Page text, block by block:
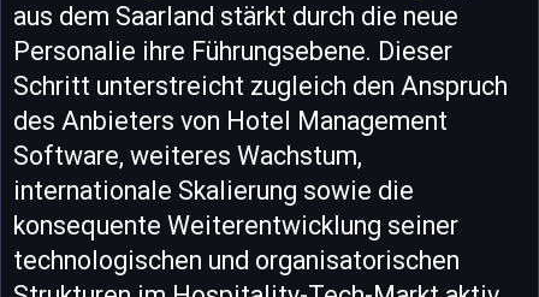
aus dem Saarland stärkt durch die neue
Personalie ihre Führungsebene. Dieser
Schritt unterstreicht zugleich den Anspruch
des Anbieters von Hotel Management
Software, weiteres Wachstum,
internationale Skalierung sowie die
konsequente Weiterentwicklung seiner
technologischen und organisatorischen